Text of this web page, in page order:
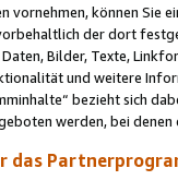
vornehmen, können Sie
der dort
Bilder, Texte,
und weitere
bezieht sich
werden, bei
das